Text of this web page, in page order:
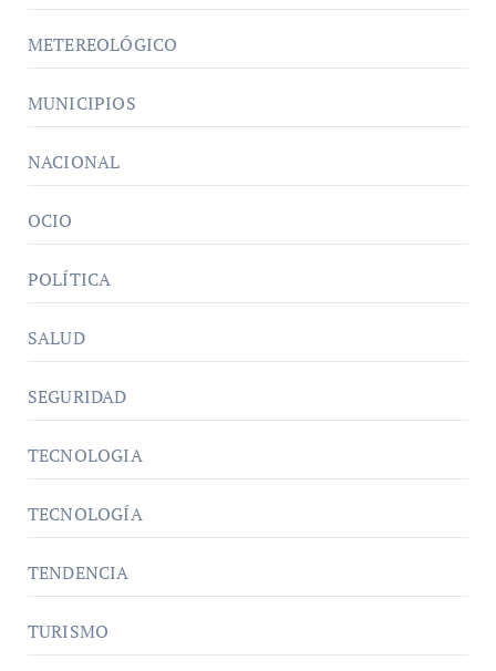
METEREOLÓGICO
MUNICIPIOS
NACIONAL
OCIO
POLÍTICA
SALUD
SEGURIDAD
TECNOLOGIA
TECNOLOGÍA
TENDENCIA
TURISMO